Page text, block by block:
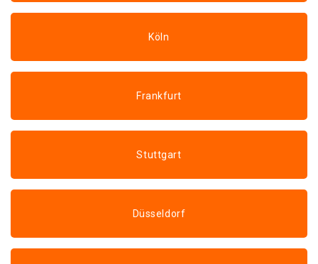
Köln
Frankfurt
Stuttgart
Düsseldorf